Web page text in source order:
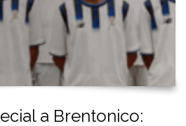
a Brentonico: